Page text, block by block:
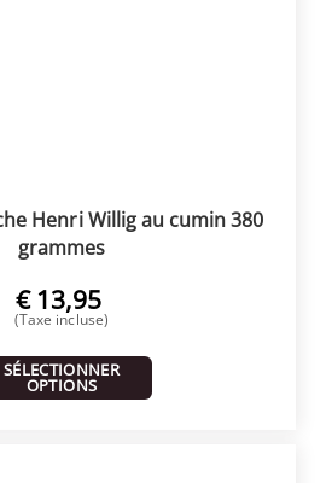
Henri Willig au cumin 380
grammes
€ 13,95
(Taxe incluse)
SÉLECTIONNER
OPTIONS